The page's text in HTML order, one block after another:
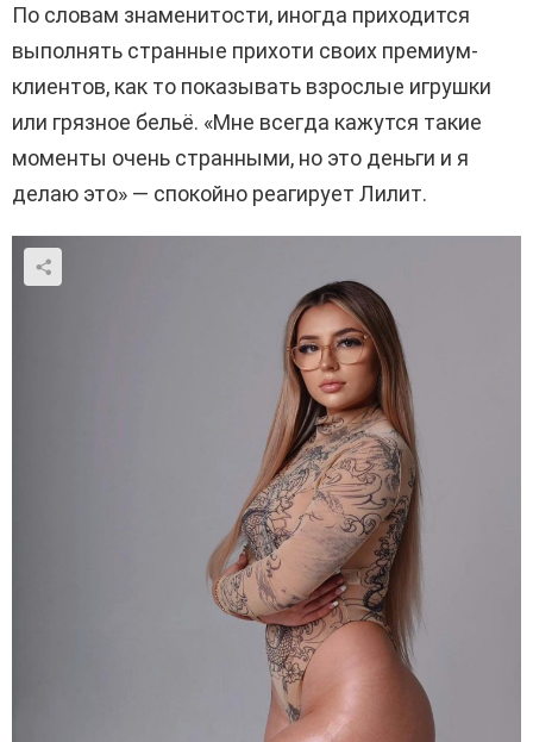
По словам знаменитости, иногда приходится
выполнять странные прихоти своих премиум-
клиентов, как то показывать взрослые игрушки
или грязное бельё. «Мне всегда кажутся такие
моменты очень странными, но это деньги и я
делаю это» — спокойно реагирует Лилит.